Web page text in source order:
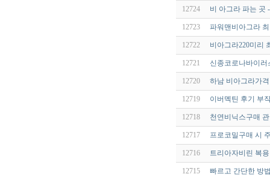
12724 비 아그라 파는 곳
12723 파워맨비아그라
12722 비아그라220미리
12721 신종코로나바이
12720 하남 비아그라가
12719 이버멕틴 후기 부
12718 천연비닉스구매
12717 프로코밀구매 시
12716 트리아자비린 복
12715 빠르고 간단한 방